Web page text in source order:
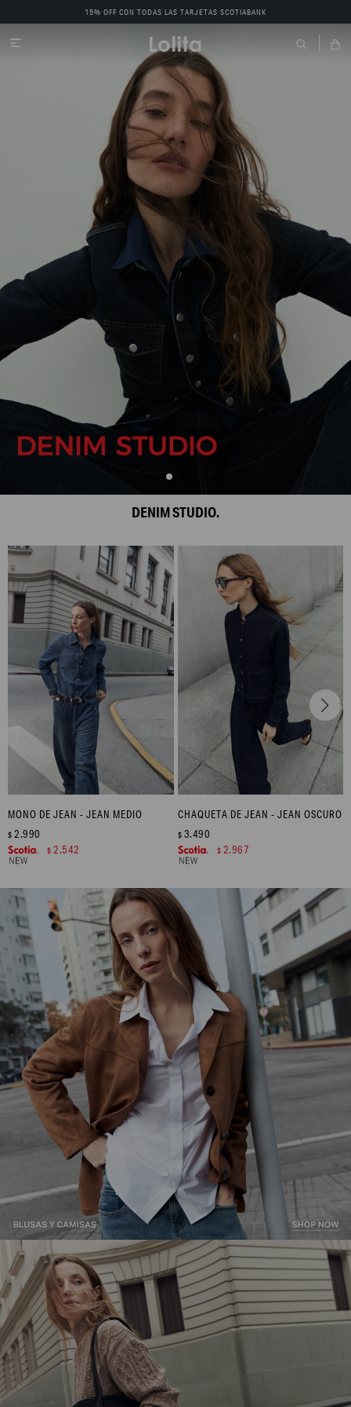
15% OFF CON TODAS LAS TARJETAS SCOTIABANK

DENIM STUDIO.
MONO DE JEAN - JEAN MEDIO
$ 2.990
$ 2.542
CHAQUETA DE JEAN - JEAN OSCURO
$ 3.490
$ 2.967